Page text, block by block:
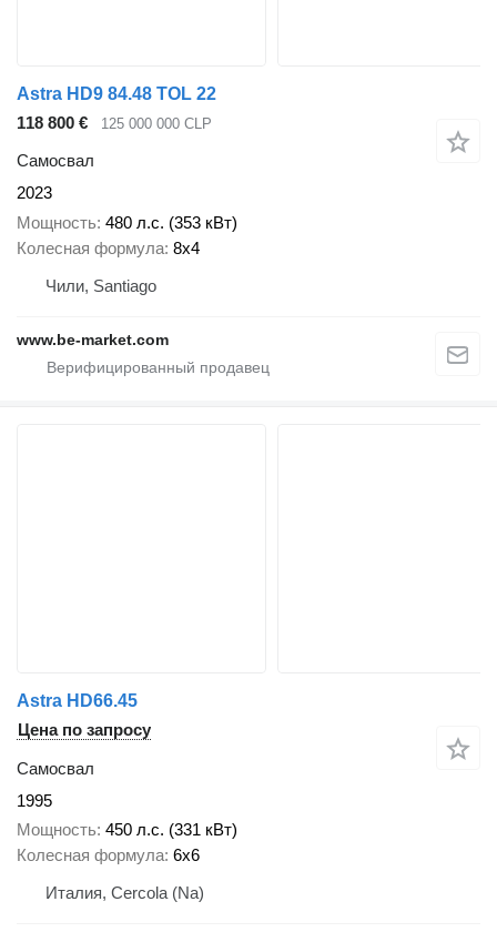
Astra HD9 84.48 TOL 22
118 800 €
125 000 000 CLP
Самосвал
2023
Мощность 480 л.с. (353 кВт)
Колесная формула 8x4
Чили, Santiago
www.be-market.com
Astra HD66.45
Цена по запросу
Самосвал
1995
Мощность 450 л.с. (331 кВт)
Колесная формула 6x6
Италия, Cercola (Na)